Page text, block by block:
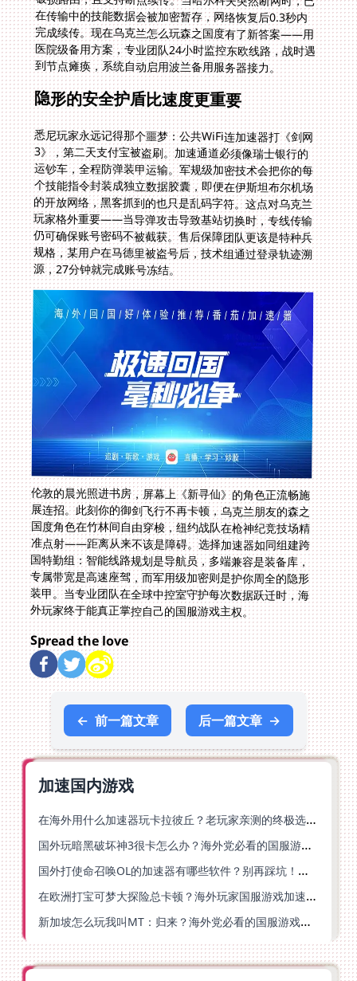
到节点瘫痪，系统自动启用波兰备用服务器接力。
隐形的安全护盾比速度更重要
悉尼玩家永远记得那个噩梦：公共WiFi连加速器打《剑网
3》，第二天支付宝被盗刷。加速通道必须像瑞士银行的
运钞车，全程防弹装甲运输。军规级加密技术会把你的每
个技能指令封装成独立数据胶囊，即便在伊斯坦布尔机场
的开放网络，黑客抓到的也只是乱码字符。这点对乌克兰
玩家格外重要——当导弹攻击导致基站切换时，专线传输
仍可确保账号密码不被截获。售后保障团队更该是特种兵
规格，某用户在马德里被盗号后，技术组通过登录轨迹溯
源，27分钟就完成账号冻结。
伦敦的晨光照进书房，屏幕上《新寻仙》的角色正流畅施
展连招。此刻你的御剑飞行不再卡顿，乌克兰朋友的森之
国度角色在竹林间自由穿梭，纽约战队在枪神纪竞技场精
准点射——距离从来不该是障碍。选择加速器如同组建跨
国特勤组：智能线路规划是导航员，多端兼容是装备库，
专属带宽是高速座驾，而军用级加密则是护你周全的隐形
装甲。当专业团队在全球中控室守护每次数据跃迁时，海
外玩家终于能真正掌控自己的国服游戏主权。
Spread the love
← 前一篇文章 后一篇文章 →
加速国内游戏
在海外用什么加速器玩卡拉彼丘？老玩家亲测的终极选择指南
国外玩暗黑破坏神3很卡怎么办？海外党必看的国服游戏加速终极指南
国外打使命召唤OL的加速器有哪些软件？别再踩坑！海外党国服游戏流畅秘籍
在欧洲打宝可梦大探险总卡顿？海外玩家国服游戏加速器终极攻略
新加坡怎么玩我叫MT：归来？海外党必看的国服游戏加速指南（附江南百景图王者荣耀：世界优化技巧）